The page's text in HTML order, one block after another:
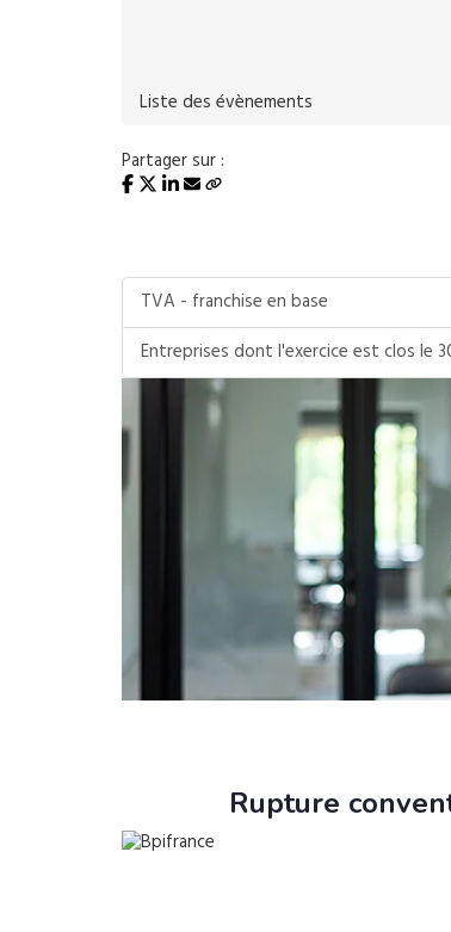
Liste des évènements
Partager sur :
TVA - franchise en base
Entreprises dont l'exercice est clos le
Rupture